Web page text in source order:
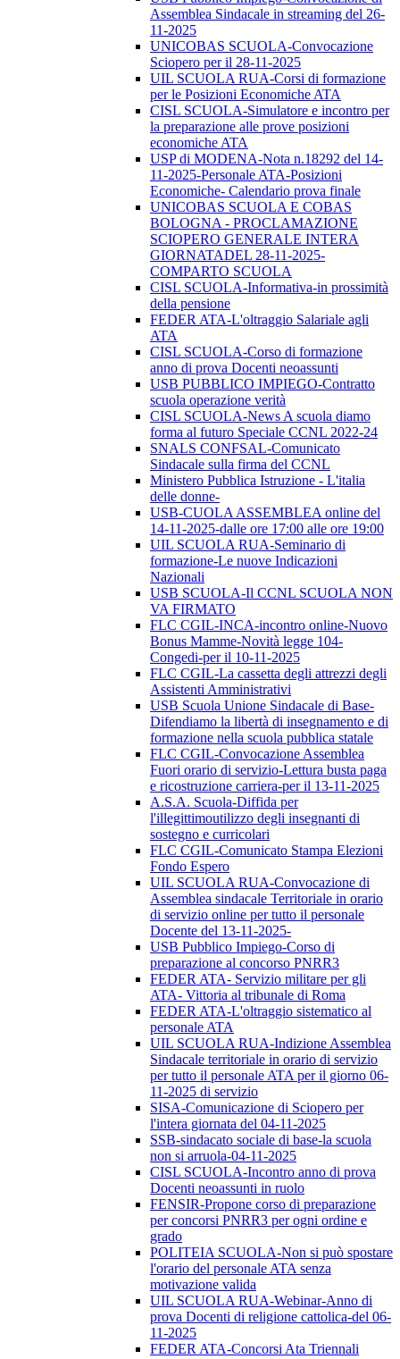
Assemblea Sindacale in streaming del 26-
11-2025
UNICOBAS SCUOLA-Convocazione
Sciopero per il 28-11-2025
UIL SCUOLA RUA-Corsi di formazione
per le Posizioni Economiche ATA
CISL SCUOLA-Simulatore e incontro per
la preparazione alle prove posizioni
economiche ATA
USP di MODENA-Nota n.18292 del 14-
11-2025-Personale ATA-Posizioni
Economiche- Calendario prova finale
UNICOBAS SCUOLA E COBAS
BOLOGNA - PROCLAMAZIONE
SCIOPERO GENERALE INTERA
GIORNATADEL 28-11-2025-
COMPARTO SCUOLA
CISL SCUOLA-Informativa-in prossimità
della pensione
FEDER ATA-L'oltraggio Salariale agli
ATA
CISL SCUOLA-Corso di formazione
anno di prova Docenti neoassunti
USB PUBBLICO IMPIEGO-Contratto
scuola operazione verità
CISL SCUOLA-News A scuola diamo
forma al futuro Speciale CCNL 2022-24
SNALS CONFSAL-Comunicato
Sindacale sulla firma del CCNL
Ministero Pubblica Istruzione - L'italia
delle donne-
USB-CUOLA ASSEMBLEA online del
14-11-2025-dalle ore 17:00 alle ore 19:00
UIL SCUOLA RUA-Seminario di
formazione-Le nuove Indicazioni
Nazionali
USB SCUOLA-Il CCNL SCUOLA NON
VA FIRMATO
FLC CGIL-INCA-incontro online-Nuovo
Bonus Mamme-Novità legge 104-
Congedi-per il 10-11-2025
FLC CGIL-La cassetta degli attrezzi degli
Assistenti Amministrativi
USB Scuola Unione Sindacale di Base-
Difendiamo la libertà di insegnamento e di
formazione nella scuola pubblica statale
FLC CGIL-Convocazione Assemblea
Fuori orario di servizio-Lettura busta paga
e ricostruzione carriera-per il 13-11-2025
A.S.A. Scuola-Diffida per
l'illegittimoutilizzo degli insegnanti di
sostegno e curricolari
FLC CGIL-Comunicato Stampa Elezioni
Fondo Espero
UIL SCUOLA RUA-Convocazione di
Assemblea sindacale Territoriale in orario
di servizio online per tutto il personale
Docente del 13-11-2025-
USB Pubblico Impiego-Corso di
preparazione al concorso PNRR3
FEDER ATA- Servizio militare per gli
ATA- Vittoria al tribunale di Roma
FEDER ATA-L'oltraggio sistematico al
personale ATA
UIL SCUOLA RUA-Indizione Assemblea
Sindacale territoriale in orario di servizio
per tutto il personale ATA per il giorno 06-
11-2025 di servizio
SISA-Comunicazione di Sciopero per
l'intera giornata del 04-11-2025
SSB-sindacato sociale di base-la scuola
non si arruola-04-11-2025
CISL SCUOLA-Incontro anno di prova
Docenti neoassunti in ruolo
FENSIR-Propone corso di preparazione
per concorsi PNRR3 per ogni ordine e
grado
POLITEIA SCUOLA-Non si può spostare
l'orario del personale ATA senza
motivazione valida
UIL SCUOLA RUA-Webinar-Anno di
prova Docenti di religione cattolica-del 06-
11-2025
FEDER ATA-Concorsi Ata Triennali